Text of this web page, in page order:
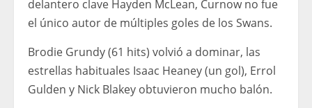
delantero clave Hayden McLean, Curnow no fue
el único autor de múltiples goles de los Swans.
Brodie Grundy (61 hits) volvió a dominar, las
estrellas habituales Isaac Heaney (un gol), Errol
Gulden y Nick Blakey obtuvieron mucho balón.